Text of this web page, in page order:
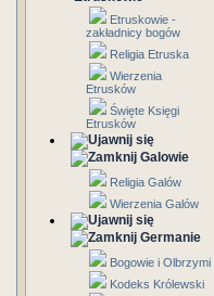
Etruskowie -
zakładnicy bogów
Religia Etruska
Wierzenia
Etrusków
Święte Księgi
Etrusków
Galowie
Religia Galów
Wierzenia Galów
Germanie
Bogowie i Olbrzymi
Kodeks Królewski